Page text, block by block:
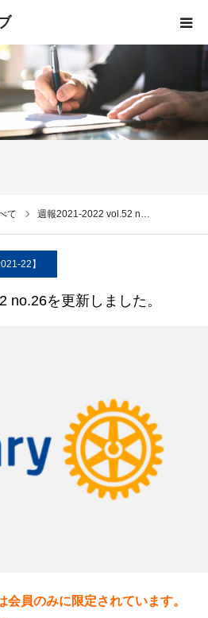
て 週報2021-2022 vol.52 n…
22】
no.26を更新しました。
会員のみに限定されています。